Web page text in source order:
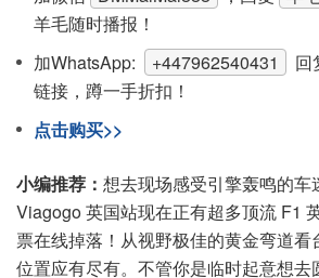
羊毛随时播报！
加WhatsApp:
+447962540431
回
链接，蹲一手折扣！
点击购买>>
小编推荐： 想去现场感受引擎轰鸣的车
Viagogo 英国站现在正有超多顶流 F1
票在线掉落！从视野极佳的黄金弯道看
位置应有尽有。不管你是临时起意想去